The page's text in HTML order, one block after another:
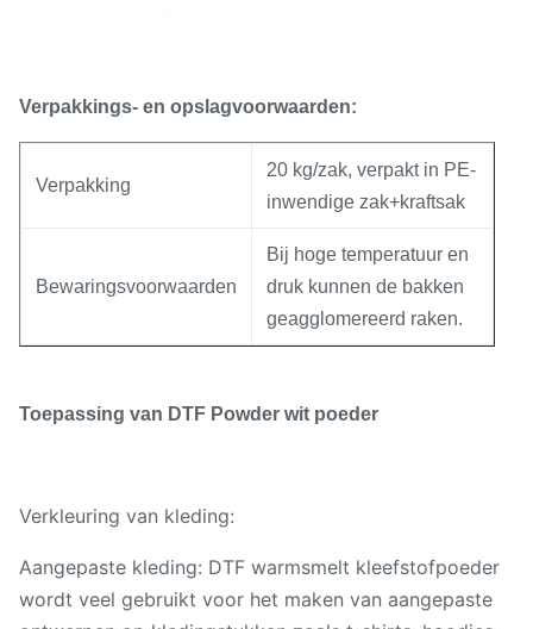
Verpakkings- en opslagvoorwaarden:
Verpakking
20 kg/zak, verpakt in PE-
inwendige zak+kraftsak
Bewaringsvoorwaarden
Bij hoge temperatuur en
druk kunnen de bakken
geagglomereerd raken.
Toepassing van DTF Powder wit poeder
Verkleuring van kleding:
Aangepaste kleding: DTF warmsmelt kleefstofpoeder
wordt veel gebruikt voor het maken van aangepaste